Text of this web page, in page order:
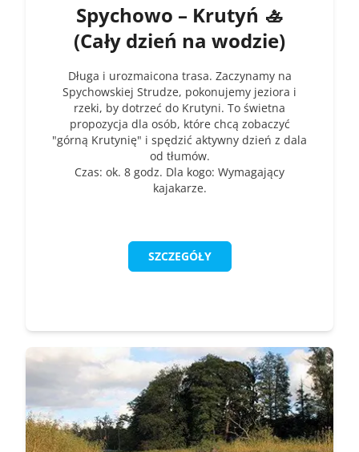
Spychowo – Krutyń 🚣
(Cały dzień na wodzie)
Długa i urozmaicona trasa. Zaczynamy na
Spychowskiej Strudze, pokonujemy jeziora i
rzeki, by dotrzeć do Krutyni. To świetna
propozycja dla osób, które chcą zobaczyć
"górną Krutynię" i spędzić aktywny dzień z dala
od tłumów.
Czas: ok. 8 godz. Dla kogo: Wymagający
kajakarze.
SZCZEGÓŁY